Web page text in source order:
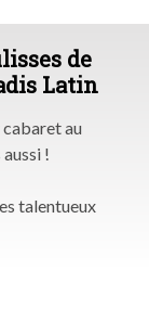
de
Latin
cabaret au
!
talentueux